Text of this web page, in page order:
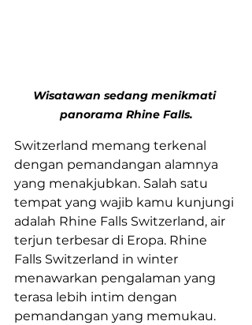
Wisatawan sedang menikmati
panorama Rhine Falls.
Switzerland memang terkenal
dengan pemandangan alamnya
yang menakjubkan. Salah satu
tempat yang wajib kamu kunjungi
adalah Rhine Falls Switzerland, air
terjun terbesar di Eropa. Rhine
Falls Switzerland in winter
menawarkan pengalaman yang
terasa lebih intim dengan
pemandangan yang memukau.